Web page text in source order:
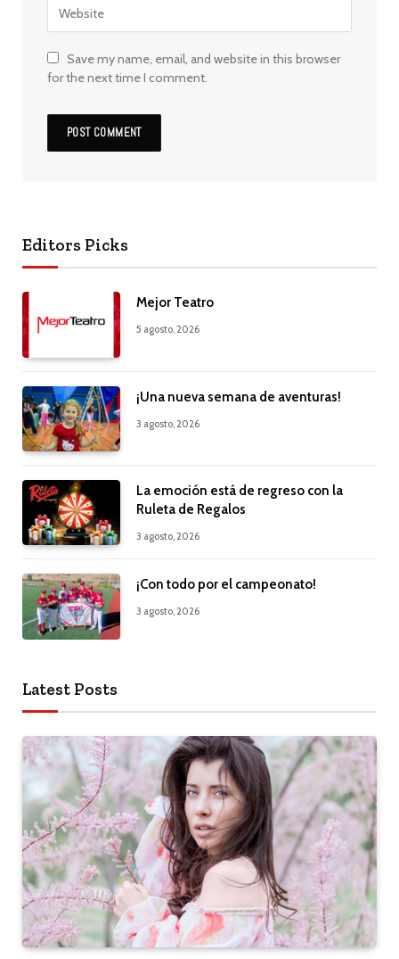
Save my name, email, and website in this browser
for the next time I comment.
Editors Picks
Mejor Teatro
5 agosto, 2026
¡Una nueva semana de aventuras!
3 agosto, 2026
La emoción está de regreso con la
Ruleta de Regalos
3 agosto, 2026
¡Con todo por el campeonato!
3 agosto, 2026
Latest Posts